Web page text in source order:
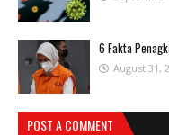
6 Fakta
August 31,
POST A COMMENT